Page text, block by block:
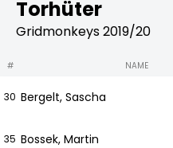
Torhüter
Gridmonkeys 2019/20
# NAME
30 Bergelt, Sascha
35 Bossek, Martin